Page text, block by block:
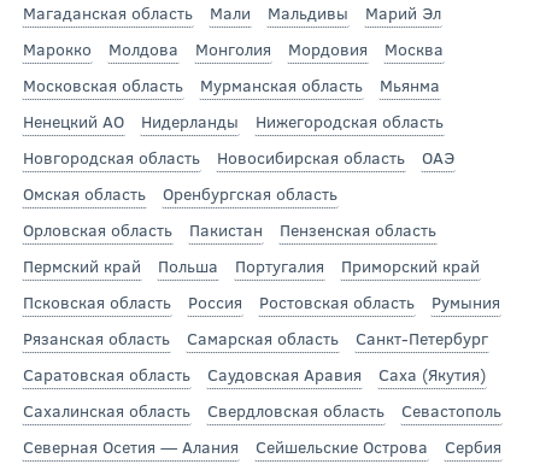
Магаданская область
Мали Мальдивы
Марий Эл
Марокко
Молдова Монголия Мордовия
Москва
Московская область
Мурманская область
Мьянма
Ненецкий АО
Нидерланды
Нижегородская область
Новгородская область
Новосибирская область
ОАЭ
Омская область
Оренбургская область
Орловская область
Пакистан
Пензенская область
Пермский край
Польша Португалия
Приморский край
Псковская область
Россия Ростовская область
Румыния
Рязанская область
Самарская область
Санкт-Петербург
Саратовская область
Саудовская Аравия
Саха (Якутия)
Сахалинская область
Свердловская область
Севастополь
Северная Осетия — Алания
Сейшельские Острова
Сербия